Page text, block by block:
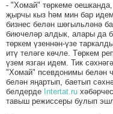
- "Хомай" төркеме
җырчы кыз һәм мин бар
бизнес белән шөгыльләнә
биючеләр алдык, алары да
төркем үзеннән-үзе
итү теләге көчле. Төркем
үзем язган идем. Тик
"Хомай" псевдонимы белән
белән яңартып, баетып
белдерде Intertat.ru
тавыш режиccеры булып